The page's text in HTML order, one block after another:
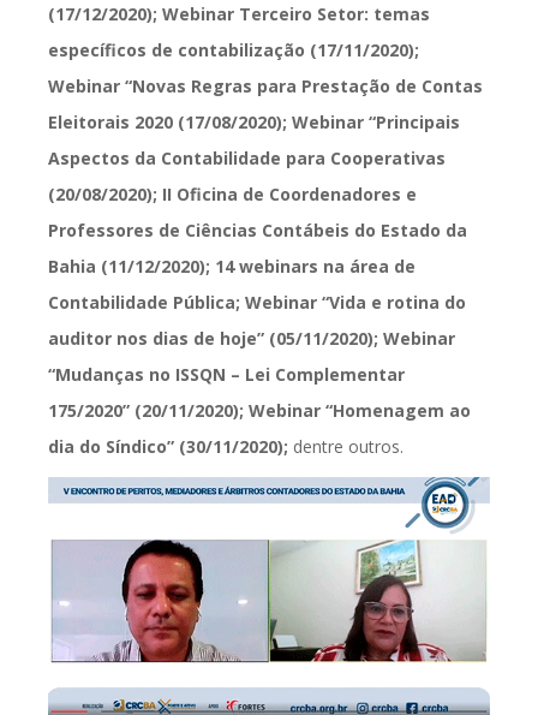
(17/12/2020); Webinar Terceiro Setor: temas
específicos de contabilização (17/11/2020);
Webinar “Novas Regras para Prestação de Contas
Eleitorais 2020 (17/08/2020); Webinar “Principais
Aspectos da Contabilidade para Cooperativas
(20/08/2020); II Oficina de Coordenadores e
Professores de Ciências Contábeis do Estado da
Bahia (11/12/2020); 14 webinars na área de
Contabilidade Pública; Webinar “Vida e rotina do
auditor nos dias de hoje” (05/11/2020); Webinar
“Mudanças no ISSQN – Lei Complementar
175/2020” (20/11/2020); Webinar “Homenagem ao
dia do Síndico” (30/11/2020); dentre outros.